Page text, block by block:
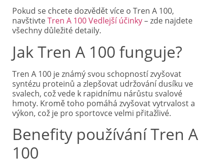
Pokud se chcete dozvědět více o Tren A 100,
navštivteTren A 100 Vedlejší účinky– zde najdete
všechny důležité detaily.
Jak Tren A 100 funguje?
Tren A 100 je známý svou schopností zvyšovat
syntézu proteinů a zlepšovat udržování dusíku ve
svalech, což vede k rapidnímu nárůstu svalové
hmoty. Kromě toho pomáhá zvyšovat vytrvalost a
výkon, což je pro sportovce velmi přitažlivé.
Benefity používání Tren A
100